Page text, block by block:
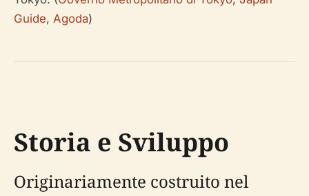
Guide, Agoda)
Storia e Sviluppo
Originariamente costruito nel